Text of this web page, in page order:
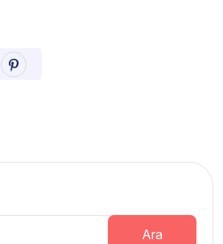
Ara